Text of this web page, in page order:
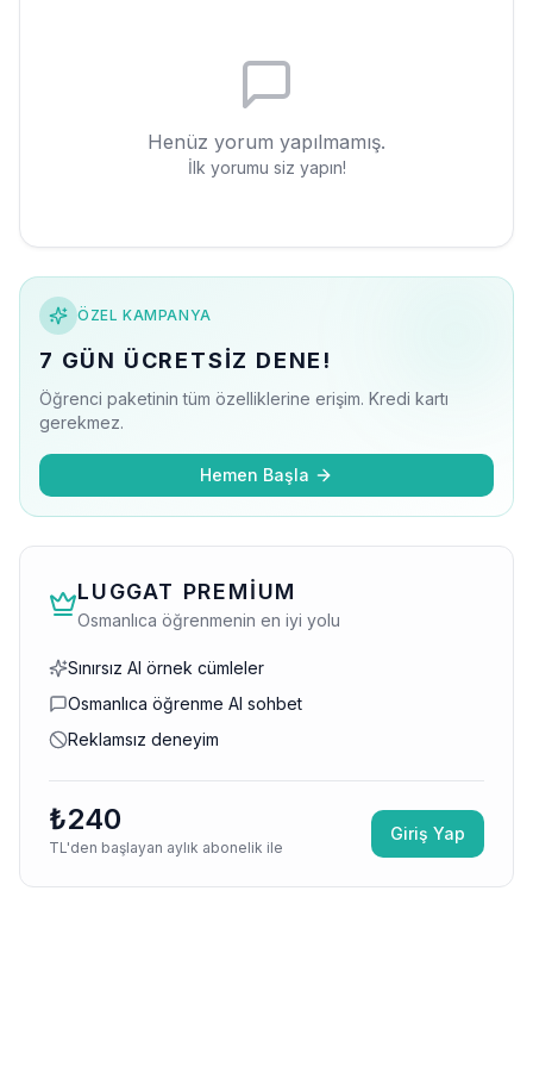
Henüz yorum yapılmamış.
İlk yorumu siz yapın!
ÖZEL KAMPANYA
7 GÜN ÜCRETSIZ DENE!
Öğrenci paketinin tüm özelliklerine erişim. Kredi kartı
gerekmez.
Hemen Başla
LUGGAT PREMIUM
Osmanlıca öğrenmenin en iyi yolu
Sınırsız AI örnek cümleler
Osmanlıca öğrenme AI sohbet
Reklamsız deneyim
₺240
TL'den başlayan aylık abonelik ile
Giriş Yap